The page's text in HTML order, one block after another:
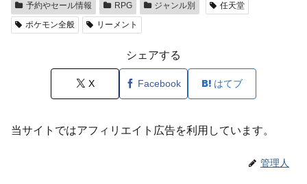
予約やセール情報 RPG ジャンル別
任天堂
ポケモン全般
リーメント
シェアする
X Facebook はてブ
当サイトではアフィリエイト広告を利用しています。
管理人